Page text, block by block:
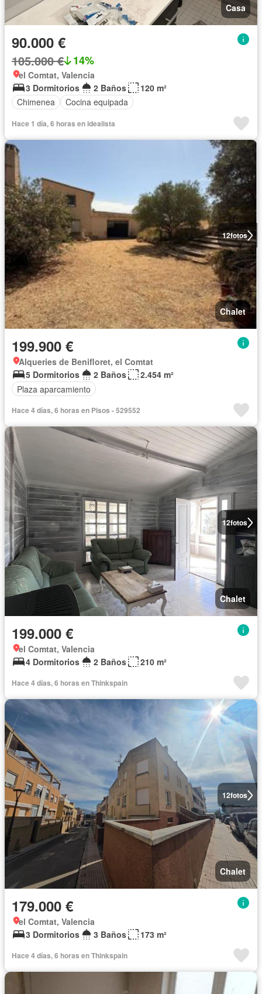
Casa
90.000 €
105.000 € 14%
el Comtat, Valencia
3 Dormitorios
2 Baños
120 m²
Chimenea
Cocina equipada
Hace 1 día, 6 horas en idealista
12fotos
Chalet
199.900 €
Alqueries de Benifloret, el Comtat
5 Dormitorios
2 Baños
2.454 m²
Plaza aparcamiento
Hace 4 días, 6 horas en Pisos - 529552
12fotos
Chalet
199.000 €
el Comtat, Valencia
4 Dormitorios
2 Baños 210 m²
Hace 4 días, 6 horas en Thinkspain
12fotos
Chalet
179.000 €
el Comtat, Valencia
3 Dormitorios
3 Baños 173 m²
Hace 4 días, 6 horas en Thinkspain